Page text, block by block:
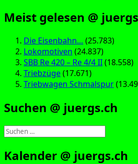
Meist gelesen @
Die Eisenbahn… (25.783)
Lokomotiven (24.837)
SBB Re 420 – Re 4/4 II(18.558)
Triebzüge(17.671)
Triebwagen Schmalspur
Suchen @ juergs.ch
Suchen
nach:
Kalender @ juergs.ch